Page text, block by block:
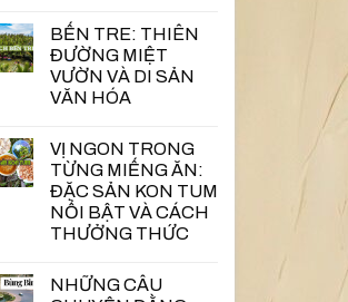
BẾN TRE: THIÊN
ĐƯỜNG MIỆT
VƯỜN VÀ DI SẢN
VĂN HÓA
VỊ NGON TRONG
TỪNG MIẾNG ĂN:
ĐẶC SẢN KON TUM
NỔI BẬT VÀ CÁCH
THƯỞNG THỨC
NHỮNG CÂU